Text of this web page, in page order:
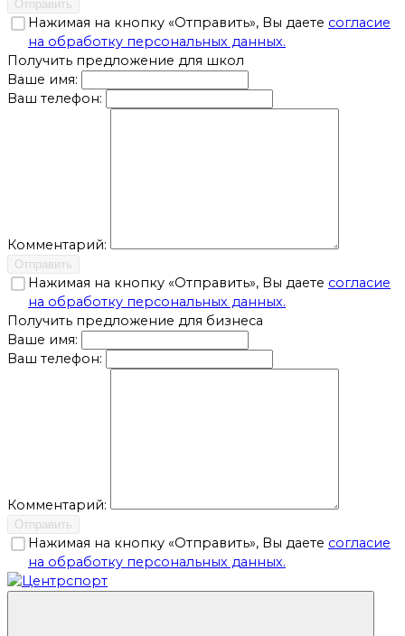
Отправить
Нажимая на кнопку «Отправить», Вы даете согласие
на обработку персональных данных.
Получить предложение для школ
Ваше имя:
Ваш телефон:
Комментарий:
Отправить
Нажимая на кнопку «Отправить», Вы даете согласие
на обработку персональных данных.
Получить предложение для бизнеса
Ваше имя:
Ваш телефон:
Комментарий:
Отправить
Нажимая на кнопку «Отправить», Вы даете согласие
на обработку персональных данных.